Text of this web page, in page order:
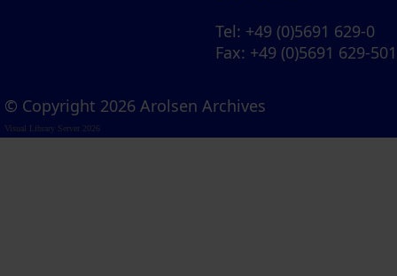
Tel: +49 (0)5691 629-0
Fax: +49 (0)5691 629-501
© Copyright 2026 Arolsen Archives
Visual Library Server 2026